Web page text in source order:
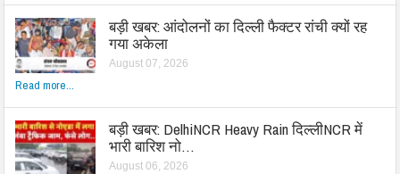
बड़ी खबर: आंदोलनों का दिल्ली फैक्टर रांची क्यों रह
गया अकेला
August 07, 2026
Read more...
बड़ी खबर: DelhiNCR Heavy Rain दिल्लीNCR में
भारी बारिश नो…
August 06, 2026